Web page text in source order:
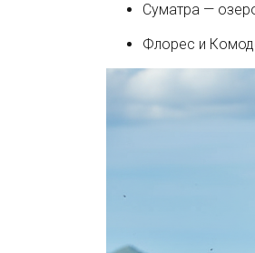
Суматра —
Флорес и